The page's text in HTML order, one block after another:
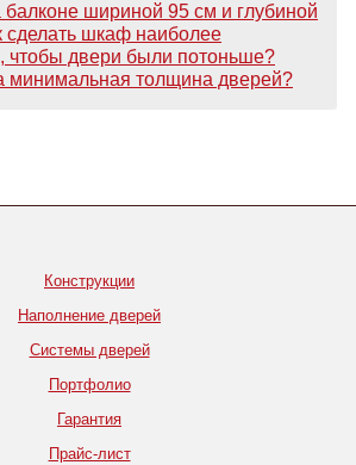
шириной 95 см и глубиной
сделать шкаф наиболее
чтобы двери были потоньше?
минимальная толщина дверей?
Конструкции
Наполнение дверей
Системы дверей
Портфолио
Гарантия
Прайс-лист